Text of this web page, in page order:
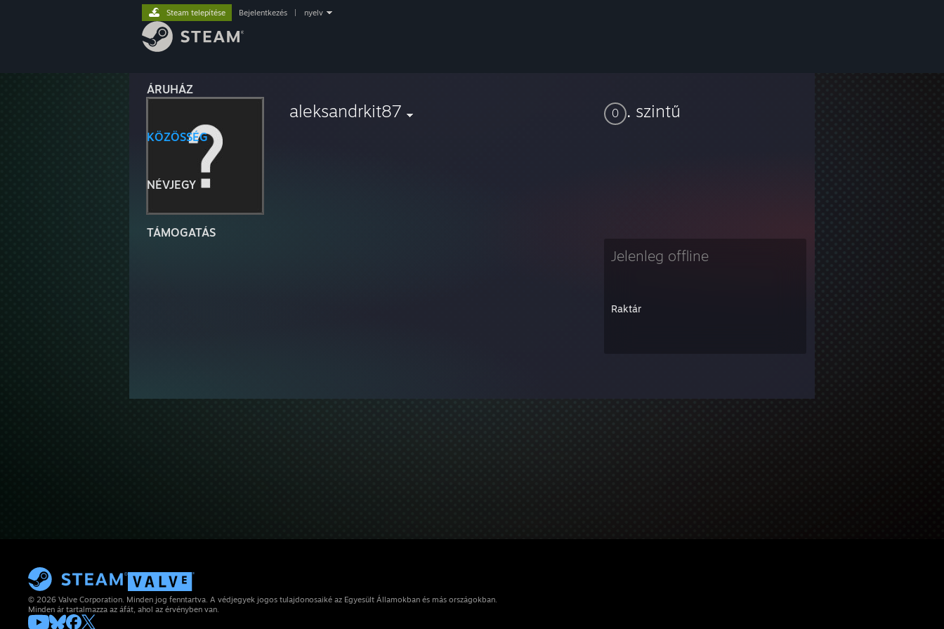
ÁRUHÁZ
KÖZÖSSÉG
NÉVJEGY
TÁMOGATÁS
Steam telepítése Bejelentkezés nyelv
aleksandrkit87 0 . szintű
Jelenleg offline
Raktár
© 2026 Valve Corporation. Minden jog fenntartva. A védjegyek jogos tulajdonosaiké az Egyesült Államokban és más országokban.
Minden ár tartalmazza az áfát, ahol az érvényben van.